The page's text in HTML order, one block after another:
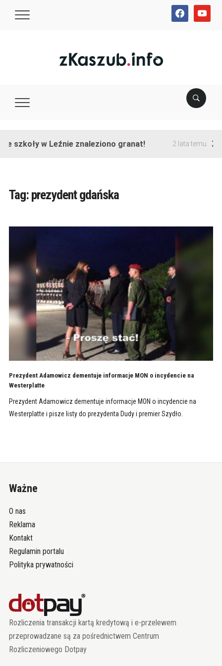
facebookyoutube
szkoły w Leźnie znaleziono granat! 2 lata temu
Tag: prezydent gdańska
Prezydent Adamowicz dementuje informacje MON o incydencie na
Westerplatte
Prezydent Adamowicz dementuje informacje MON o incydencie na
Westerplatte i pisze listy do prezydenta Dudy i premier Szydło.
Ważne
O nas
Reklama
Kontakt
Regulamin portalu
Polityka prywatności
Rozliczenia transakcji kartą kredytową i e-przelewem
przeprowadzane są za pośrednictwem Centrum
Rozliczeniowego Dotpay